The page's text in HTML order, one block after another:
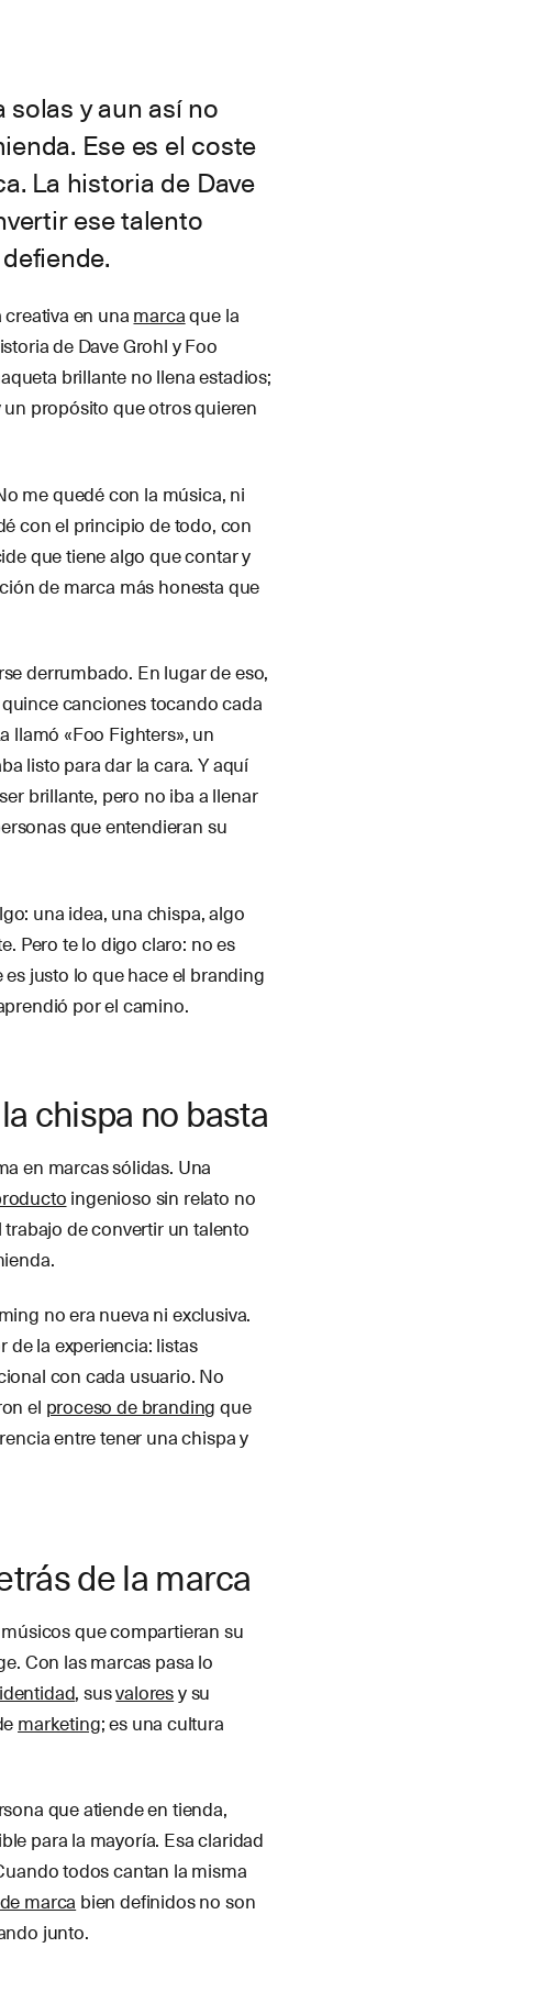
y aun así no
Ese es el coste
La historia de Dave
ese talento
en unamarcaque la
de Dave Grohl y Foo
brillante no llena estadios;
propósito que otros quieren
me quedé con la música, ni
con el principio de todo, con
que tiene algo que contar y
de marca más honesta que
derrumbado. En lugar de eso,
canciones tocando cada
llamó «Foo Fighters», un
listo para dar la cara. Y aquí
brillante, pero no iba a llenar
que entendieran su
una idea, una chispa, algo
Pero te lo digo claro: no es
justo lo que hace el branding
por el camino.
chispa no basta
en marcas sólidas. Una
ingenioso sin relato no
de convertir un talento
no era nueva ni exclusiva.
la experiencia: listas
con cada usuario. No
el proceso de brandingque
entre tener una chispa y
de la marca
que compartieran su
Con las marcas pasa lo
identidad, susvaloresy su
marketing; es una cultura
que atiende en tienda,
para la mayoría. Esa claridad
todos cantan la misma
marca bien definidos no son
junto.